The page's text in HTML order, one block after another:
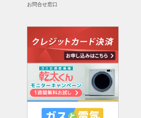
お問合せ窓口